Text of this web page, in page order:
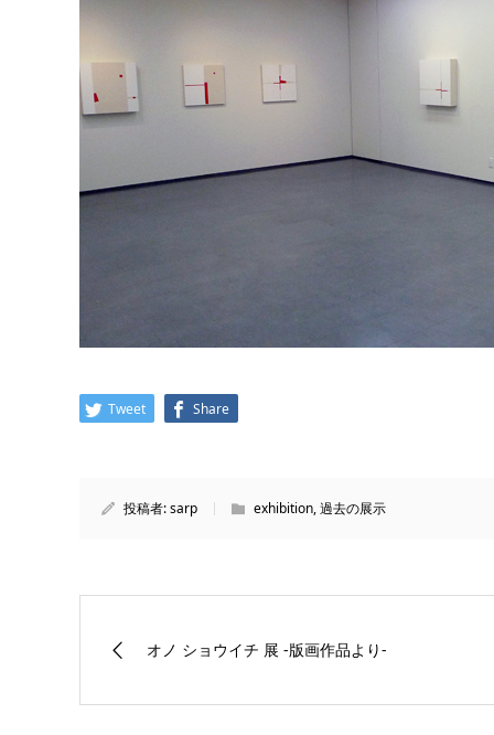
Tweet Share
投稿者:sarp exhibition,過去の展示
オノ ショウイチ 展 -版画作品より-